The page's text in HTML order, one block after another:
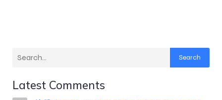
Search
Latest Comments